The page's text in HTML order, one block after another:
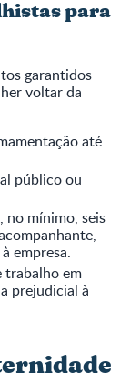
para
garantidos
voltar da
até
público ou
no mínimo, seis
empresa.
trabalho em
prejudicial à